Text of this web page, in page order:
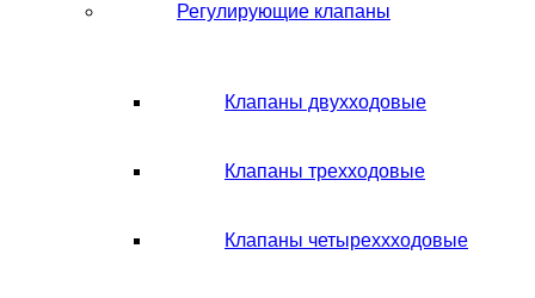
Регулирующие клапаны
Клапаны двухходовые
Клапаны трехходовые
Клапаны четыреххходовые